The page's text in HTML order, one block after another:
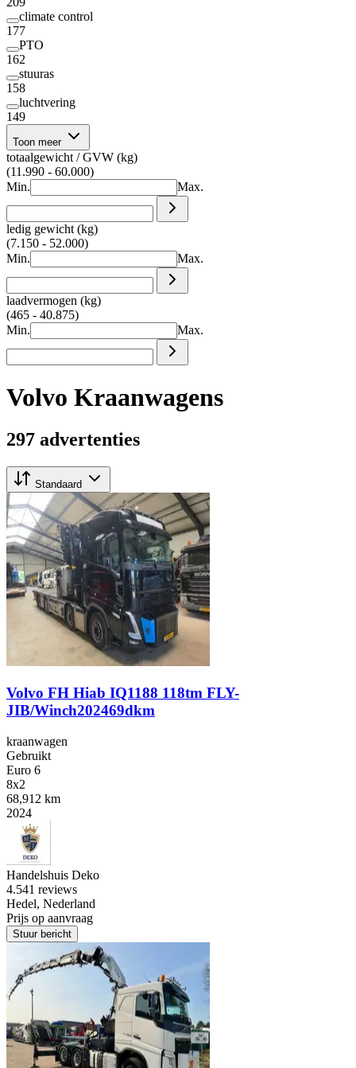
climate control
177
PTO
162
stuuras
158
luchtvering
149
Toon meer
totaalgewicht / GVW (kg)
(11.990 - 60.000)
Min.
Max.
ledig gewicht (kg)
(7.150 - 52.000)
Min.
Max.
laadvermogen (kg)
(465 - 40.875)
Min.
Max.
Volvo Kraanwagens
297 advertenties
Standaard
Volvo FH Hiab IQ1188 118tm FLY-
JIB/Winch202469dkm
kraanwagen
Gebruikt
Euro 6
8x2
68,912 km
2024
Handelshuis Deko
4.541 reviews
Hedel, Nederland
Prijs op aanvraag
Stuur bericht